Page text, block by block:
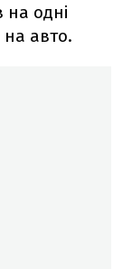
на одні
на авто.